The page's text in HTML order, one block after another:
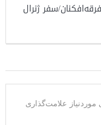
سفر ژنرال
علامت‌گذاری